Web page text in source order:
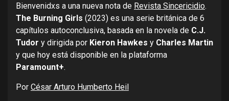
Bienvenidxs a una nueva nota de Revista Sincericidio.
The Burning Girls (2023) es una serie británica de 6
capítulos autoconclusiva, basada en la novela de C.J.
Tudor y dirigida por Kieron Hawkes y Charles Martin
y que hoy está disponible en la plataforma
Paramount+.
Por César Arturo Humberto Heil